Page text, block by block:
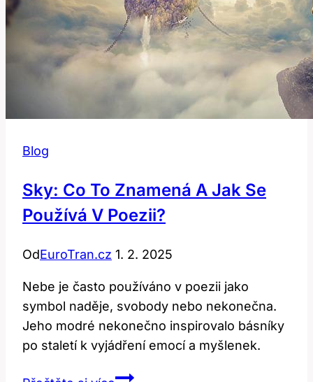
Blog
Sky: Co To Znamená A Jak Se
Používá V Poezii?
OdEuroTran.cz 1. 2. 2025
Nebe je často používáno v poezii jako
symbol naděje, svobody nebo nekonečna.
Jeho modré nekonečno inspirovalo básníky
po staletí k vyjádření emocí a myšlenek.
Sky: